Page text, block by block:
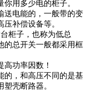
用多少电的柜子。
送电能的，一般带的变
补偿设备等。
柜子，也称为低总
的总开关一般都采用框
功率因数！
的，和高压不同的是基
壳断路器。